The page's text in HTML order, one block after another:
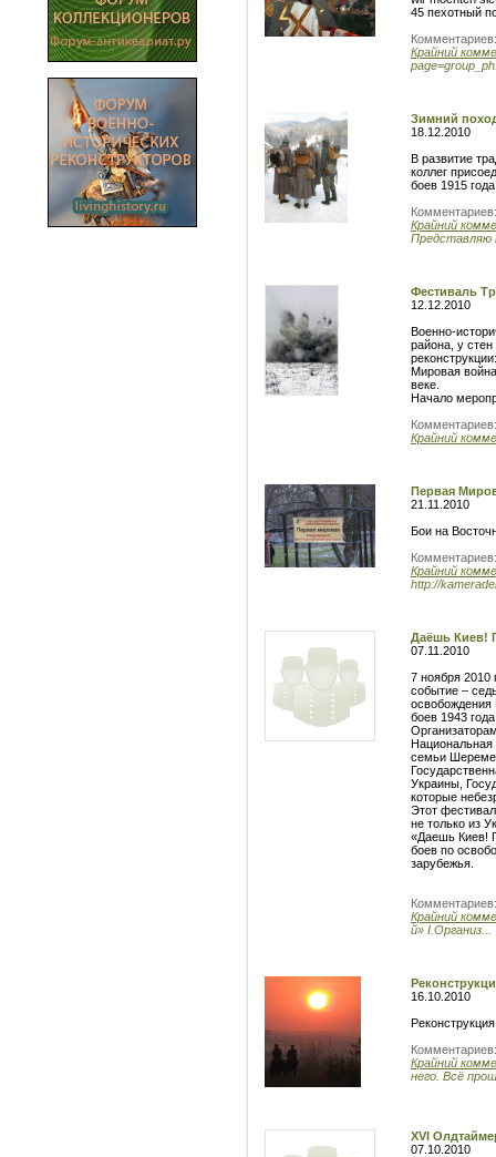
45 пехотный
Комментариев:
Крайний
Зимний
18.12.2010
В развитие
коллег
боев 1915
Комментариев:
Крайний
Представляю
Фестиваль
12.12.2010
Военно-
района, у
Мировая
веке.
Начало
Комментариев:
Крайний
Первая
21.11.2010
Бои на
Комментариев:
Крайний
http://
Даёшь Киев!
07.11.2010
7 ноября 2010
событие –
освобождения
боев 1943
Национальная
семьи
Украины,
которые
Этот
не только из
«Даешь Киев!
боев по
зарубежья.
Комментариев:
Крайний
й» I.Организ...
16.10.2010
Комментариев:
Крайний
него. Всё
XVI
07.10.2010